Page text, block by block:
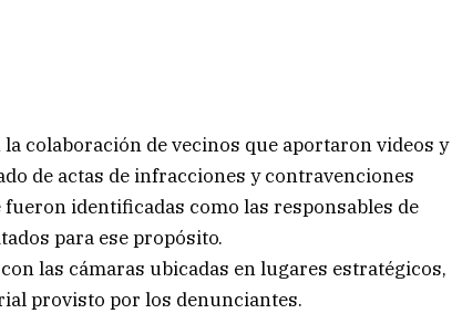
colaboración de vecinos que aportaron videos y
de actas de infracciones y contravenciones
identificadas como las responsables de
para ese propósito.
las cámaras ubicadas en lugares estratégicos,
provisto por los denunciantes.